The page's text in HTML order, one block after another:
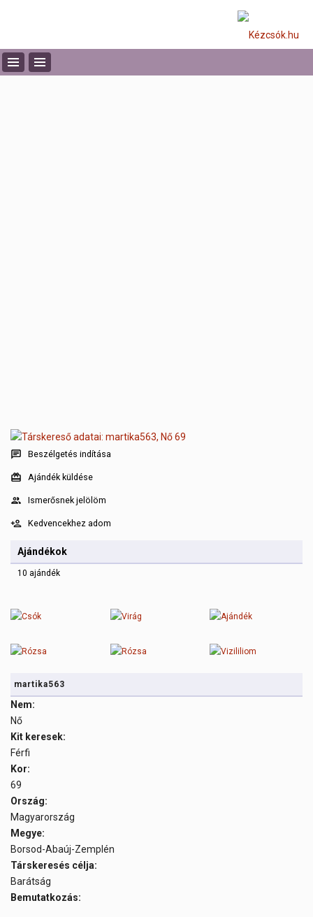
Beszélgetés indítása
Ajándék küldése
Ismerősnek jelölöm
Kedvencekhez adom
Ajándékok
10 ajándék
martika563
Nem:
Nő
Kit keresek:
Férfi
Kor:
69
Ország:
Magyarország
Megye:
Borsod-Abaúj-Zemplén
Társkeresés célja:
Barátság
Bemutatkozás: